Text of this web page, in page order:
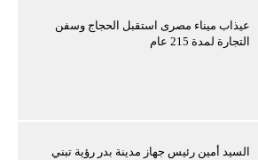
عيذاب ميناء مصرى استقبل الحجاج وسفن
التجارة لمدة 215 عام
السيد أمين رئيس جهاز مدينة بدر رؤية تبني